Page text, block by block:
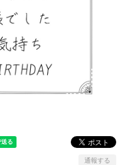
通報する